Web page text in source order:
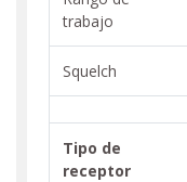
trabajo
Squelch
Tipo de
receptor